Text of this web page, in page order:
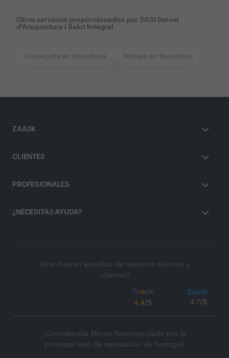
Otros servicios proporcionados por SASI Servei
d'Acupuntura i Salut Integral
Osteópata en barcelona Masaje en barcelona
ZAASK
CLIENTES
PROFESIONALES
¿NECESITAS AYUDA?
¡Nos llueven estrellas de nuestros clientes y
clientas!
4.4/5 4.7/5
¡Considerada Marca Recomendada por la
principal web de reputación de Portugal!